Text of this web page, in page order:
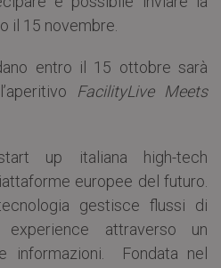
il 15 novembre.
entro il 15 ottobre sarà
FacilityLive Meets
up italiana high-tech
europee del futuro.
gestisce flussi di
attraverso un
informazioni. Fondata nel